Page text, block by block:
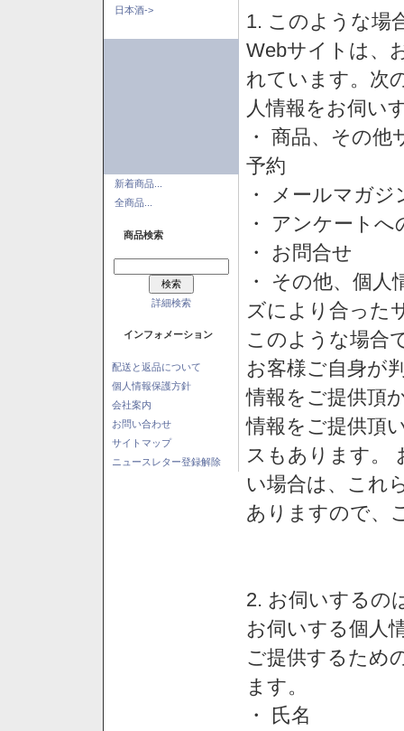
日本酒->
新着商品...
全商品...
商品検索
詳細検索
インフォメーション
配送と返品について
個人情報保護方針
会社案内
お問い合わせ
サイトマップ
ニュースレター登録解除
1. このような場
Webサイトは、
れています。次
人情報をお伺い
・ 商品、その
予約
・ メールマガ
・ アンケートへ
・ お問合せ
・ その他、個
ズにより合った
このような場合
お客様ご自身が
情報をご提供頂
情報をご提供頂
スもあります。
い場合は、これ
ありますので、
2. お伺いするの
お伺いする個人
ご提供するため
ます。
・ 氏名